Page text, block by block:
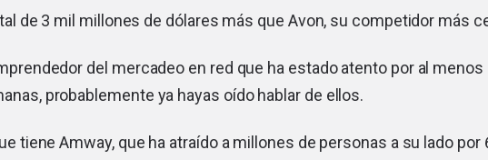
de 3 mil millones de dólares más que Avon, su competidor más
del mercadeo en red que ha estado atento por al menos
probablemente ya hayas oído hablar de ellos.
tiene Amway, que ha atraído a millones de personas a su lado por